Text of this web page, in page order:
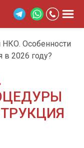
Особенности
в 2026 году?